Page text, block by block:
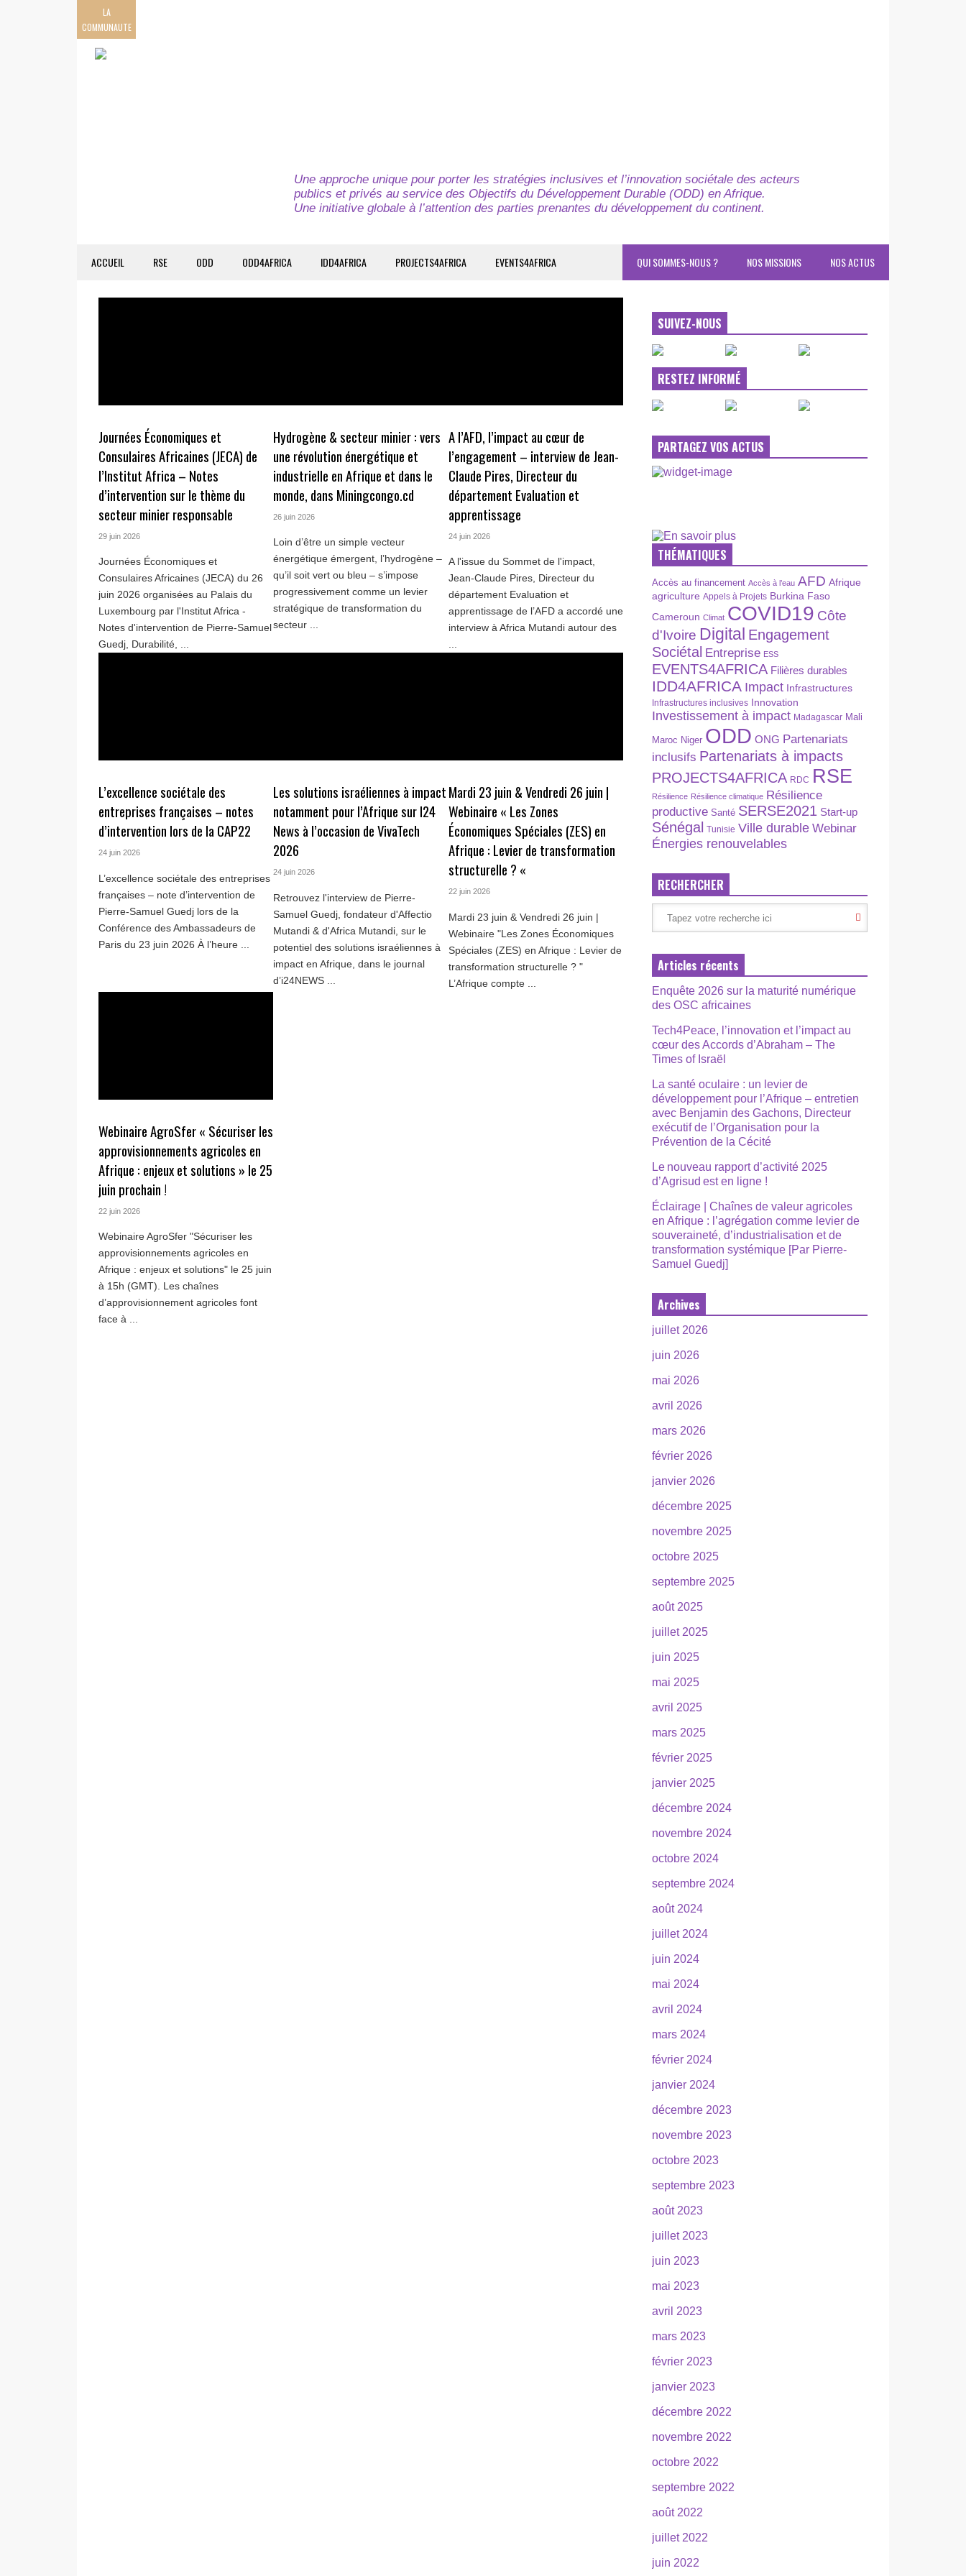
LA
COMMUNAUTE
Une approche unique pour porter les stratégies inclusives et l’innovation sociétale des acteurs
publics et privés au service des Objectifs du Développement Durable (ODD) en Afrique.
Une initiative globale à l’attention des parties prenantes du développement du continent.
ACCUEIL RSE ODD ODD4AFRICA IDD4AFRICA PROJECTS4AFRICA EVENTS4AFRICA NOS ACTUS
NOS MISSIONS
QUI SOMMES-NOUS ?
Journées Économiques et
Consulaires Africaines (JECA) de
l’Institut Africa – Notes
d’intervention sur le thème du
secteur minier responsable
29 juin 2026
Journées Économiques et
Consulaires Africaines (JECA) du 26
juin 2026 organisées au Palais du
Luxembourg par l'Institut Africa -
Notes d'intervention de Pierre-Samuel
Guedj, Durabilité, ...
Hydrogène & secteur minier : vers
une révolution énergétique et
industrielle en Afrique et dans le
monde, dans Miningcongo.cd
26 juin 2026
Loin d’être un simple vecteur
énergétique émergent, l’hydrogène –
qu’il soit vert ou bleu – s’impose
progressivement comme un levier
stratégique de transformation du
secteur ...
A l’AFD, l’impact au cœur de
l’engagement – interview de Jean-
Claude Pires, Directeur du
département Evaluation et
apprentissage
24 juin 2026
A l'issue du Sommet de l'impact,
Jean-Claude Pires, Directeur du
département Evaluation et
apprentissage de l’AFD a accordé une
interview à Africa Mutandi autour des
...
L’excellence sociétale des
entreprises françaises – notes
d’intervention lors de la CAP22
24 juin 2026
L’excellence sociétale des entreprises
françaises – note d’intervention de
Pierre-Samuel Guedj lors de la
Conférence des Ambassadeurs de
Paris du 23 juin 2026 À l’heure ...
Les solutions israéliennes à impact
notamment pour l’Afrique sur I24
News à l’occasion de VivaTech
2026
24 juin 2026
Retrouvez l'interview de Pierre-
Samuel Guedj, fondateur d'Affectio
Mutandi & d'Africa Mutandi, sur le
potentiel des solutions israéliennes à
impact en Afrique, dans le journal
d’i24NEWS ...
Mardi 23 juin & Vendredi 26 juin |
Webinaire « Les Zones
Économiques Spéciales (ZES) en
Afrique : Levier de transformation
structurelle ? « ‌
22 juin 2026
Mardi 23 juin & Vendredi 26 juin |
Webinaire "Les Zones Économiques
Spéciales (ZES) en Afrique : Levier de
transformation structurelle ? "‌
L’Afrique compte ...
Webinaire AgroSfer « Sécuriser les
approvisionnements agricoles en
Afrique : enjeux et solutions » le 25
juin prochain !
22 juin 2026
Webinaire AgroSfer "Sécuriser les
approvisionnements agricoles en
Afrique : enjeux et solutions" le 25 juin
à 15h (GMT). Les chaînes
d’approvisionnement agricoles font
face à ...
SUIVEZ-NOUS
RESTEZ INFORMÉ
PARTAGEZ VOS ACTUS
THÉMATIQUES
Accès au financement Accès à l’eau AFD Afrique
agriculture Appels à Projets Burkina Faso
Cameroun Climat COVID19 Côte
d'Ivoire Digital Engagement
Sociétal Entreprise ESS
EVENTS4AFRICA Filières durables
IDD4AFRICA Impact Infrastructures
Infrastructures inclusives Innovation
Investissement à impact Madagascar Mali
Maroc Niger ODD ONG Partenariats
inclusifs Partenariats à impacts
PROJECTS4AFRICA RDC RSE
Résilience Résilience climatique Résilience
productive Santé SERSE2021 Start-up
Sénégal Tunisie Ville durable Webinar
Énergies renouvelables
RECHERCHER
Articles récents
Enquête 2026 sur la maturité numérique
des OSC africaines
Tech4Peace, l’innovation et l’impact au
cœur des Accords d’Abraham – The
Times of Israël
La santé oculaire : un levier de
développement pour l’Afrique – entretien
avec Benjamin des Gachons, Directeur
exécutif de l’Organisation pour la
Prévention de la Cécité
Le nouveau rapport d’activité 2025
d’Agrisud est en ligne !
Éclairage | Chaînes de valeur agricoles
en Afrique : l’agrégation comme levier de
souveraineté, d’industrialisation et de
transformation systémique [Par Pierre-
Samuel Guedj]
Archives
juillet 2026
juin 2026
mai 2026
avril 2026
mars 2026
février 2026
janvier 2026
décembre 2025
novembre 2025
octobre 2025
septembre 2025
août 2025
juillet 2025
juin 2025
mai 2025
avril 2025
mars 2025
février 2025
janvier 2025
décembre 2024
novembre 2024
octobre 2024
septembre 2024
août 2024
juillet 2024
juin 2024
mai 2024
avril 2024
mars 2024
février 2024
janvier 2024
décembre 2023
novembre 2023
octobre 2023
septembre 2023
août 2023
juillet 2023
juin 2023
mai 2023
avril 2023
mars 2023
février 2023
janvier 2023
décembre 2022
novembre 2022
octobre 2022
septembre 2022
août 2022
juillet 2022
juin 2022